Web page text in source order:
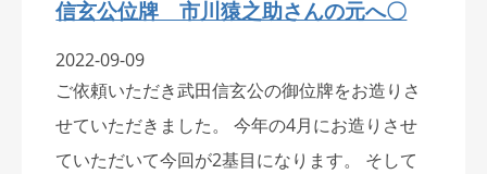
信玄公位牌 市川猿之助さんの元へ〇
2022-09-09
ご依頼いただき武田信玄公の御位牌をお造りさ
せていただきました。 今年の4月にお造りさせ
ていただいて今回が2基目になります。 そして